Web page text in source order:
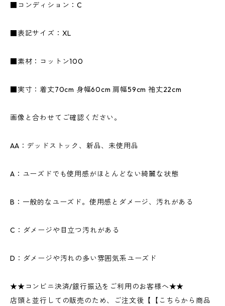
■コンディション：C
■表記サイズ：XL
■素材：コットン100
■実寸：着丈70cm 身幅60cm 肩幅59cm 袖丈22cm
画像と合わせてご確認ください。
AA：デッドストック、新品、未使用品
A：ユーズドでも使用感がほとんどない綺麗な状態
B：一般的なユーズド。使用感とダメージ、汚れがある
C：ダメージや目立つ汚れがある
D：ダメージや汚れの多い雰囲気系ユーズド
★★コンビニ決済/銀行振込をご利用のお客様へ★★
店頭と並行しての販売のため、ご注文後【【こちらから商品